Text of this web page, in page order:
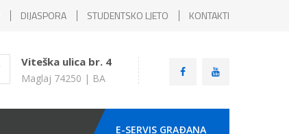
DIJASPORA STUDENTSKO LJETO KONTAKTI
Viteška ulica br. 4
Maglaj 74250 | BA
E-SERVIS GRAÐANA